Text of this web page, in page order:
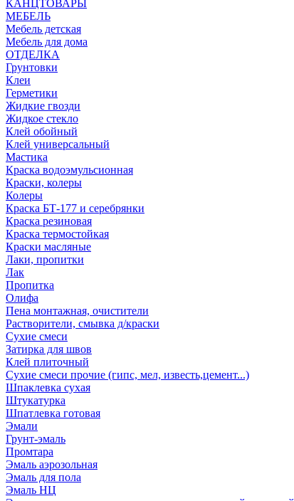
КАНЦТОВАРЫ
МЕБЕЛЬ
Мебель детская
Мебель для дома
ОТДЕЛКА
Грунтовки
Клеи
Герметики
Жидкие гвозди
Жидкое стекло
Клей обойный
Клей универсальный
Мастика
Краска водоэмульсионная
Краски, колеры
Колеры
Краска БТ-177 и серебрянки
Краска резиновая
Краска термостойкая
Краски масляные
Лаки, пропитки
Лак
Пропитка
Олифа
Пена монтажная, очистители
Растворители, смывка д/краски
Сухие смеси
Затирка для швов
Клей плиточный
Сухие смеси прочие (гипс, мел, известь,цемент...)
Шпаклевка сухая
Штукатурка
Шпатлевка готовая
Эмали
Грунт-эмаль
Промтара
Эмаль аэрозольная
Эмаль для пола
Эмаль НЦ